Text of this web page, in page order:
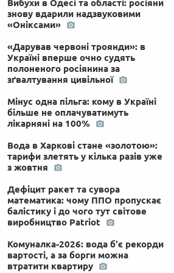
Вибухи в Одесі та області: росіяни
знову вдарили надзвуковими
«Оніксами»
«Дарував червоні троянди»: в
Україні вперше очно судять
полоненого росіянина за
зґвалтування цивільної
Мінус одна пільга: кому в Україні
більше не оплачуватимуть
лікарняні на 100%
Вода в Харкові стане «золотою»:
тарифи злетять у кілька разів уже
з жовтня
Дефіцит ракет та сувора
математика: чому ППО пропускає
балістику і до чого тут світове
виробництво Patriot
Комуналка-2026: вода б'є рекорди
вартості, а за борги можна
втратити квартиру